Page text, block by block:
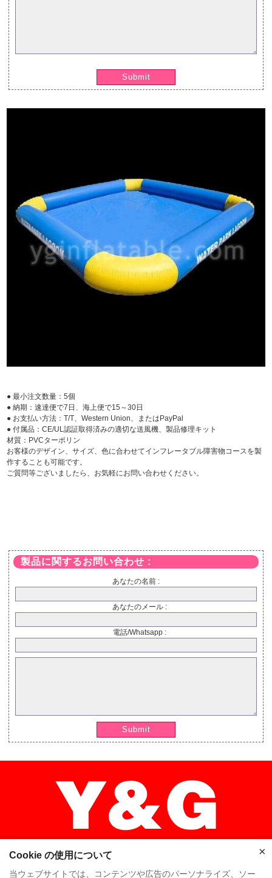
Submit
● 最小注文数量：5個
● 納期：速達便で7日、海上便で15～30日
● お支払い方法：T/T、Western Union、またはPayPal
● 付属品：CE/UL認証取得済みの適切な送風機、製品修理キット
材質：PVCターポリン
お客様のデザイン、サイズ、色に合わせてインフレータブル障害物コースを製
作することも可能です。
ご質問等ございましたら、お気軽にお問い合わせください。
製品に関するお問い合わせ :
あなたの名前 :
あなたのメール :
電話/Whatsapp :
Submit
Cookie の使用について
当ウェブサイトでは、コンテンツや広告のパーソナライズ、ソー
×